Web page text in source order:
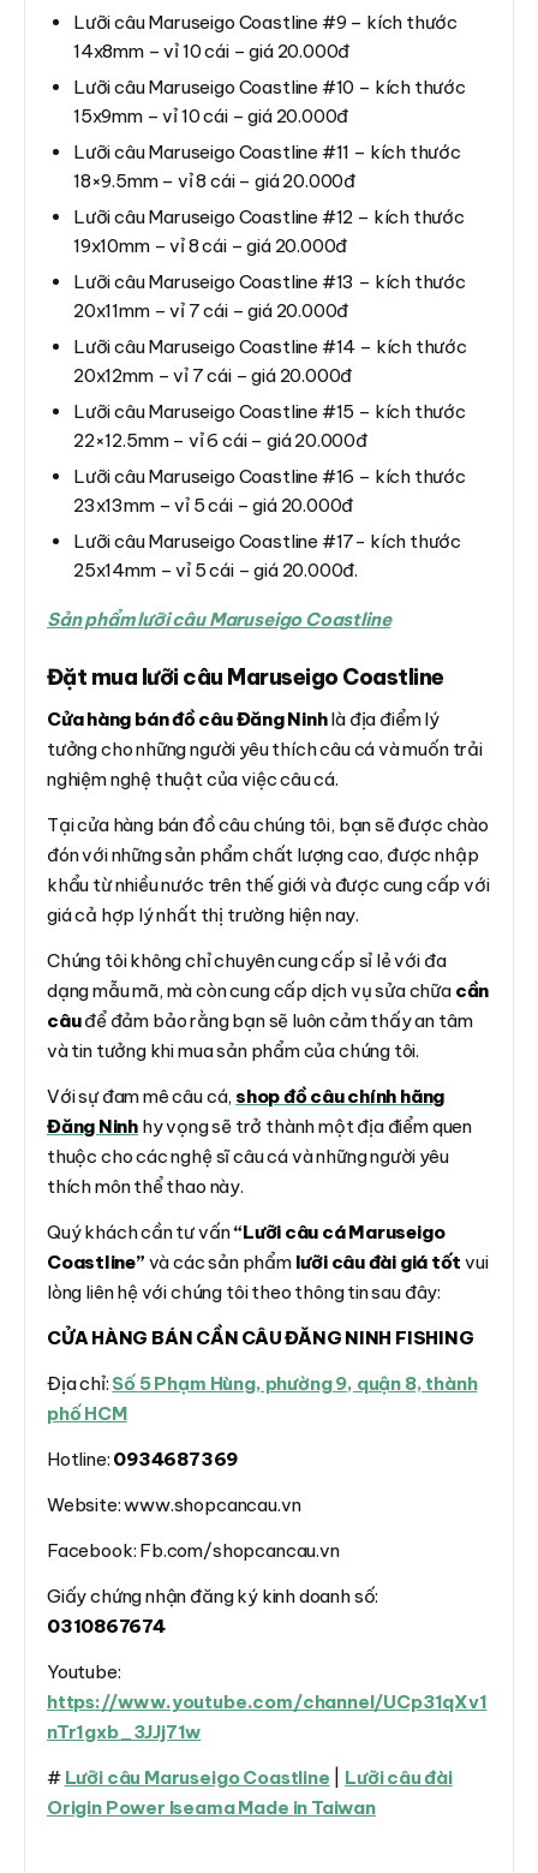
Lưỡi câu Maruseigo Coastline #9 – kích thước
14x8mm – vỉ 10 cái – giá 20.000đ
Lưỡi câu Maruseigo Coastline #10 – kích thước
15x9mm – vỉ 10 cái – giá 20.000đ
Lưỡi câu Maruseigo Coastline #11 – kích thước
18×9.5mm – vỉ 8 cái – giá 20.000đ
Lưỡi câu Maruseigo Coastline #12 – kích thước
19x10mm – vỉ 8 cái – giá 20.000đ
Lưỡi câu Maruseigo Coastline #13 – kích thước
20x11mm – vỉ 7 cái – giá 20.000đ
Lưỡi câu Maruseigo Coastline #14 – kích thước
20x12mm – vỉ 7 cái – giá 20.000đ
Lưỡi câu Maruseigo Coastline #15 – kích thước
22×12.5mm – vỉ 6 cái – giá 20.000đ
Lưỡi câu Maruseigo Coastline #16 – kích thước
23x13mm – vỉ 5 cái – giá 20.000đ
Lưỡi câu Maruseigo Coastline #17- kích thước
25x14mm – vỉ 5 cái – giá 20.000đ.
Sản phẩm lưỡi câu Maruseigo Coastline
Đặt mua lưỡi câu Maruseigo Coastline
Cửa hàng bán đồ câu Đăng Ninhlà địa điểm lý
tưởng cho những người yêu thích câu cá và muốn trải
nghiệm nghệ thuật của việc câu cá.
Tại cửa hàng bán đồ câu chúng tôi, bạn sẽ được chào
đón với những sản phẩm chất lượng cao, được nhập
khẩu từ nhiều nước trên thế giới và được cung cấp với
giá cả hợp lý nhất thị trường hiện nay.
Chúng tôi không chỉ chuyên cung cấp sỉ lẻ với đa
dạng mẫu mã, mà còn cung cấp dịch vụ sửa chữa cần
câuđể đảm bảo rằng bạn sẽ luôn cảm thấy an tâm
và tin tưởng khi mua sản phẩm của chúng tôi.
Với sự đam mê câu cá, shop đồ câu chính hãng
Đăng Ninhhy vọng sẽ trở thành một địa điểm quen
thuộc cho các nghệ sĩ câu cá và những người yêu
thích môn thể thao này.
Quý khách cần tư vấn“Lưỡi câu cá Maruseigo
Coastline” và các sản phẩm lưỡi câu đài giá tốt vui
lòng liên hệ với chúng tôi theo thông tin sau đây:
CỬA HÀNG BÁN CẦN CÂU ĐĂNG NINH FISHING
Địa chỉ: Số 5 Phạm Hùng, phường 9, quận 8, thành
phố HCM
Hotline: 0934687369
Website: www.shopcancau.vn
Facebook: Fb.com/shopcancau.vn
Giấy chứng nhận đăng ký kinh doanh số:
0310867674
Youtube:
https://www.youtube.com/channel/UCp31qXv1
nTr1gxb_3JJj71w
# Lưỡi câu Maruseigo Coastline
Lưỡi câu đài
Origin Power Iseama Made in Taiwan